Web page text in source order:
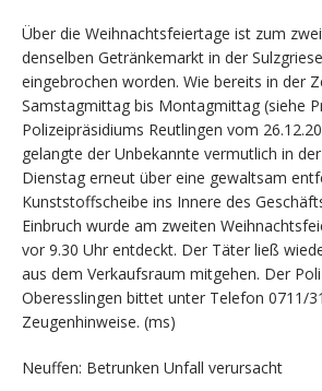
Über die Weihnachtsfeiertage ist zum
denselben Getränkemarkt in der
eingebrochen worden. Wie bereits in der
Samstagmittag bis Montagmittag (siehe
Polizeipräsidiums Reutlingen vom
gelangte der Unbekannte vermutlich in
Dienstag erneut über eine gewaltsam
Kunststoffscheibe ins Innere des
Einbruch wurde am zweiten
vor 9.30 Uhr entdeckt. Der Täter ließ
aus dem Verkaufsraum mitgehen. Der
Oberesslingen bittet unter Telefon 0711/
Zeugenhinweise. (ms)
Neuffen: Betrunken Unfall verursacht